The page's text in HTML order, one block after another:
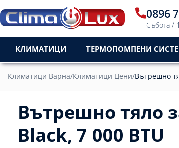
0896
Събота /
КЛИМАТИЦИ ТЕРМОПОМПЕНИ
Климатици Варна/Климатици Цени/Вътрешно
Вътрешно тяло
Black, 7 000 BTU